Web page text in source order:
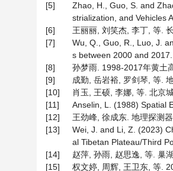
[5]
Zhao, H., Guo, S. and
strialization, and Vehicles
[6]
王丽丽, 刘笑杰, 李丁, 等.
[7]
Wu, Q., Guo, R., Luo, J.
s between 2000 and 2017.
[8]
孙梦雨. 1998-2017年黄土
[9]
成勤, 岳岩裕, 罗剑琴, 等.
[10]
肖玉, 王硕, 李娜, 等. 北京
[11]
Anselin, L. (1988) Spatial
[12]
王劲峰, 徐成东. 地理探测
[13]
Wei, J. and Li, Z. (2023)
al Tibetan Plateau/Third
[14]
赵萍, 孙雨, 赵思逸, 等. 巢
[15]
权文婷, 周辉, 王卫东, 等.